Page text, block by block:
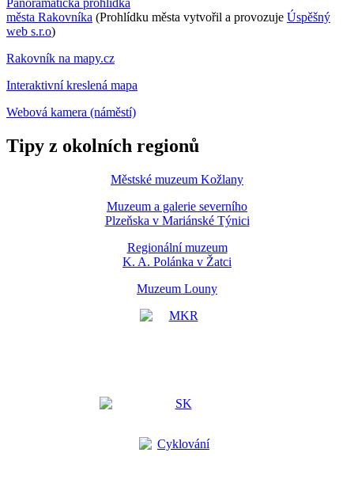
města Rakovníka (Prohlídku města vytvořil a provozuje Úspěšný
web s.r.o)
Rakovník na mapy.cz
Interaktivní kreslená mapa
Webová kamera (náměstí)
Tipy z okolních regionů
Městské muzeum Kožlany
Muzeum a galerie severního
Plzeňska v Mariánské Týnici
Regionální muzeum
K. A. Polánka v Žatci
Muzeum Louny